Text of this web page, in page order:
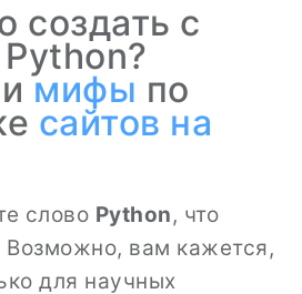
создать с
имифы по
сайтов на
слово Python, что
Возможно, вам кажется,
для научных